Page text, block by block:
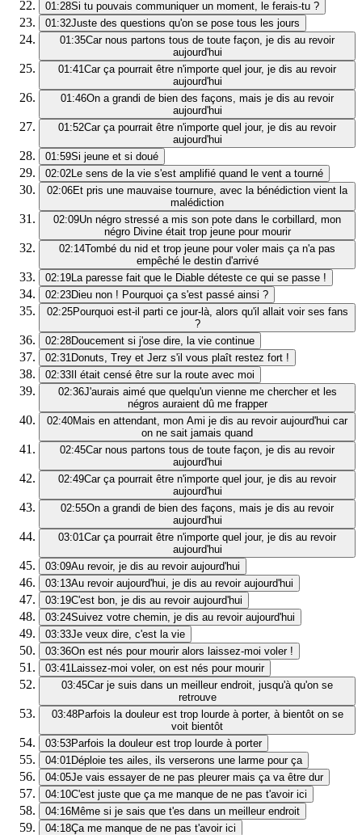
01:28Si tu pouvais communiquer un moment, le ferais-tu ?
01:32Juste des questions qu'on se pose tous les jours
01:35Car nous partons tous de toute façon, je dis au revoir
aujourd'hui
01:41Car ça pourrait être n'importe quel jour, je dis au revoir
aujourd'hui
01:46On a grandi de bien des façons, mais je dis au revoir
aujourd'hui
01:52Car ça pourrait être n'importe quel jour, je dis au revoir
aujourd'hui
01:59Si jeune et si doué
02:02Le sens de la vie s'est amplifié quand le vent a tourné
02:06Et pris une mauvaise tournure, avec la bénédiction vient la
malédiction
02:09Un négro stressé a mis son pote dans le corbillard, mon
négro Divine était trop jeune pour mourir
02:14Tombé du nid et trop jeune pour voler mais ça n'a pas
empêché le destin d'arrivé
02:19La paresse fait que le Diable déteste ce qui se passe !
02:23Dieu non ! Pourquoi ça s'est passé ainsi ?
02:25Pourquoi est-il parti ce jour-là, alors qu'il allait voir ses fans
?
02:28Doucement si j'ose dire, la vie continue
02:31Donuts, Trey et Jerz s'il vous plaît restez fort !
02:33 Il était censé être sur la route avec moi
02:36J'aurais aimé que quelqu'un vienne me chercher et les
négros auraient dû me frapper
02:40Mais en attendant, mon Ami je dis au revoir aujourd'hui car
on ne sait jamais quand
02:45Car nous partons tous de toute façon, je dis au revoir
aujourd'hui
02:49Car ça pourrait être n'importe quel jour, je dis au revoir
aujourd'hui
02:55On a grandi de bien des façons, mais je dis au revoir
aujourd'hui
03:01Car ça pourrait être n'importe quel jour, je dis au revoir
aujourd'hui
03:09Au revoir, je dis au revoir aujourd'hui
03:13Au revoir aujourd'hui, je dis au revoir aujourd'hui
03:19C'est bon, je dis au revoir aujourd'hui
03:24Suivez votre chemin, je dis au revoir aujourd'hui
03:33Je veux dire, c'est la vie
03:36On est nés pour mourir alors laissez-moi voler !
03:41Laissez-moi voler, on est nés pour mourir
03:45Car je suis dans un meilleur endroit, jusqu'à qu'on se
retrouve
03:48Parfois la douleur est trop lourde à porter, à bientôt on se
voit bientôt
03:53Parfois la douleur est trop lourde à porter
04:01Déploie tes ailes, ils verserons une larme pour ça
04:05Je vais essayer de ne pas pleurer mais ça va être dur
04:10C'est juste que ça me manque de ne pas t'avoir ici
04:16Même si je sais que t'es dans un meilleur endroit
04:18Ça me manque de ne pas t'avoir ici